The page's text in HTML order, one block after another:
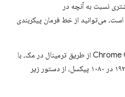
نسبت به آنچه در
می‌توانید از خط فرمان پیکربندی
تنظیم شده روی ۱۹۲۰ در ۱۰۸۰ پیکسل، از دستور زیر